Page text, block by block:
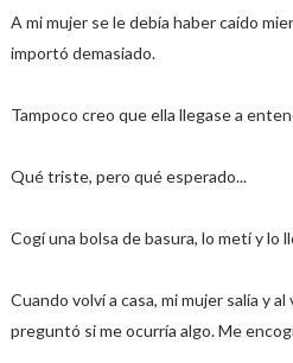
A mi mujer se le debía haber caído
importó demasiado.
Tampoco creo que ella llegase a
Qué triste, pero qué esperado...
Cogí una bolsa de basura, lo metí y lo
Cuando volví a casa, mi mujer salía y
preguntó si me ocurría algo. Me